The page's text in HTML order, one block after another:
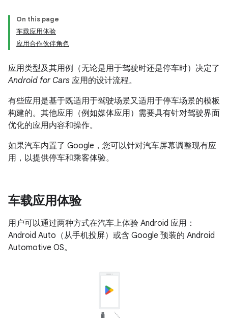
On this page
车载应用体验
应用合作伙伴角色
应用类型及其用例（无论是用于驾驶时还是停车时）决定了
Android for Cars 应用的设计流程。
有些应用是基于既适用于驾驶场景又适用于停车场景的模板
构建的。其他应用（例如媒体应用）需要具有针对驾驶界面
优化的应用内容和操作。
如果汽车内置了 Google，您可以针对汽车屏幕调整现有应
用，以提供停车和乘客体验。
车载应用体验
用户可以通过两种方式在汽车上体验 Android 应用：
Android Auto（从手机投屏）或含 Google 预装的 Android
Automotive OS。